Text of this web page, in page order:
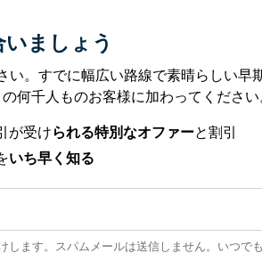
ましょう
い。すでに幅広い路線で素晴らしい
何千人ものお客様に加わってください
が受けられる特別なオファーと割引
いち早く知る
します。スパムメールは送信しません。いつで